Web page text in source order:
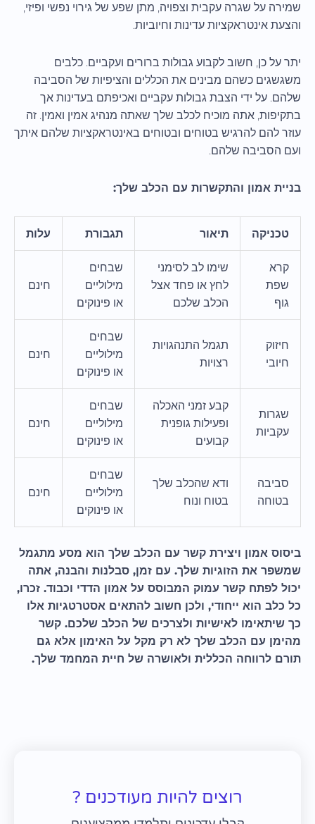
שמירה על שגרה עקבית וצפויה, מתן שפע של גירוי נפשי ופיזי,
והצעת אינטראקציות עדינות וחיוביות.
יתר על כן, חשוב לקבוע גבולות ברורים ועקביים. כלבים
משגשגים כשהם מבינים את הכללים והציפיות של הסביבה
שלהם. על ידי הצבת גבולות עקביים ואכיפתם בעדינות אך
בתקיפות, אתה מוכיח לכלב שלך שאתה מנהיג אמין ואמין. זה
עוזר להם להרגיש בטוחים ובטוחים באינטראקציות שלהם איתך
ועם הסביבה שלהם.
בניית אמון והתקשרות עם הכלב שלך:
טכניקה תיאור תגבורת עלות
קרא
שפת
גוף
שימו לב לסימני
לחץ או פחד אצל
הכלב שלכם
שבחים
מילוליים
או פינוקים
חינם
חיזוק
חיובי
תגמל התנהגויות
רצויות
שבחים
מילוליים
או פינוקים
חינם
שגרות
עקביות
קבע זמני האכלה
ופעילות גופנית
קבועים
שבחים
מילוליים
או פינוקים
חינם
סביבה
בטוחה
ודא שהכלב שלך
בטוח ונוח
שבחים
מילוליים
או פינוקים
חינם
ביסוס אמון ויצירת קשר עם הכלב שלך הוא מסע מתגמל
שמשפר את הזוגיות שלך. עם זמן, סבלנות והבנה, אתה
יכול לפתח קשר עמוק המבוסס על אמון הדדי וכבוד. זכרו,
כל כלב הוא ייחודי, ולכן חשוב להתאים אסטרטגיות אלו
כך שיתאימו לאישיות ולצרכים של הכלב שלכם. קשר
מהימן עם הכלב שלך לא רק מקל על האימון אלא גם
תורם לרווחה הכללית ולאושרה של חיית המחמד שלך.
רוצים להיות מעודכנים ?